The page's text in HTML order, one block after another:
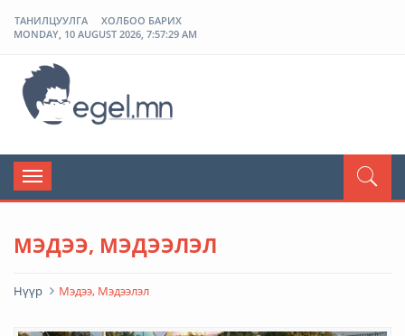
ТАНИЛЦУУЛГА
ХОЛБОО БАРИХ
MONDAY, 10 AUGUST 2026, 7:57:30 AM
Toggle
navigation
МЭДЭЭ, МЭДЭЭЛЭЛ
Нүүр Мэдээ, Мэдээлэл